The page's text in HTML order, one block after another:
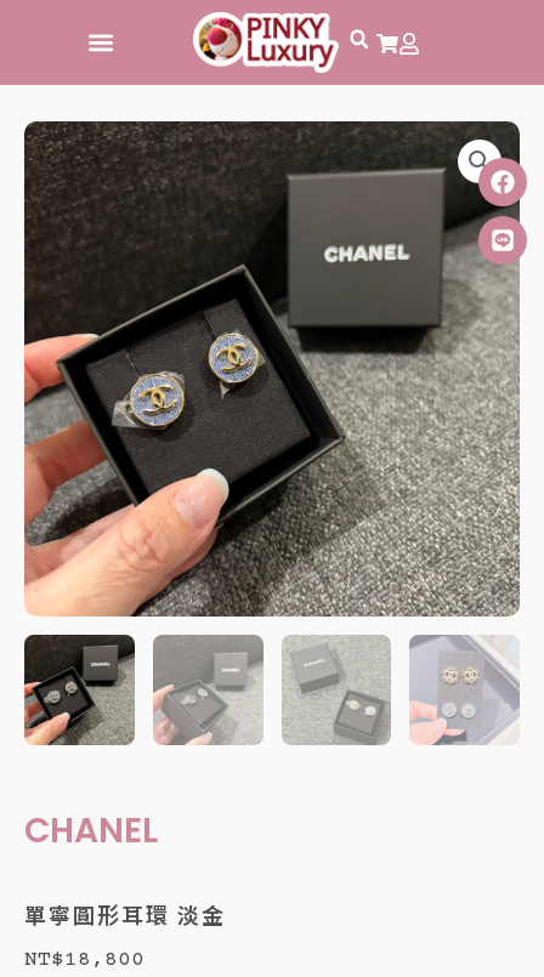
主
CHANEL
單寧圓形耳環 淡金
NT$18,800